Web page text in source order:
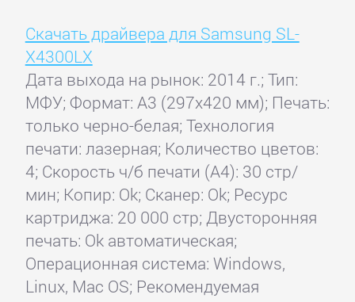
Скачать драйвера для Samsung SL-
X4300LX
Дата выхода на рынок: 2014 г.; Тип:
МФУ; Формат: A3 (297x420 мм); Печать:
только черно-белая; Технология
печати: лазерная; Количество цветов:
4; Скорость ч/б печати (А4): 30 стр/
мин; Копир: Ok; Сканер: Ok; Ресурс
картриджа: 20 000 стр; Двусторонняя
печать: Ok автоматическая;
Операционная система: Windows,
Linux, Mac OS; Рекомендуемая